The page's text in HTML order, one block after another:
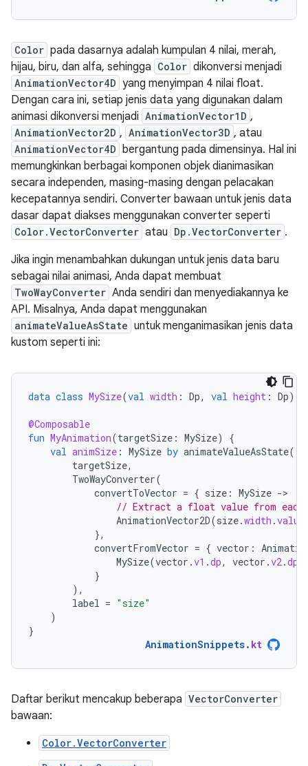
Color pada dasarnya adalah kumpulan 4 nilai, merah,
hijau, biru, dan alfa, sehingga Color dikonversi menjadi
AnimationVector4D yang menyimpan 4 nilai float.
Dengan cara ini, setiap jenis data yang digunakan dalam
animasi dikonversi menjadi AnimationVector1D ,
AnimationVector2D , AnimationVector3D , atau
AnimationVector4D bergantung pada dimensinya. Hal ini
memungkinkan berbagai komponen objek dianimasikan
secara independen, masing-masing dengan pelacakan
kecepatannya sendiri. Converter bawaan untuk jenis data
dasar dapat diakses menggunakan converter seperti
Color.VectorConverter atau Dp.VectorConverter .
Jika ingin menambahkan dukungan untuk jenis data baru
sebagai nilai animasi, Anda dapat membuat
TwoWayConverter Anda sendiri dan menyediakannya ke
API. Misalnya, Anda dapat menggunakan
animateValueAsState untuk menganimasikan jenis data
kustom seperti ini:
data class MySize(val width : Dp, val height : Dp)
@Composable
fun MyAnimation(targetSize : MySize)
{
val animSize : MySize by animateValueAsState(
targetSize,
TwoWayConverter(
convertToVector = { size : MySize -
// Extract a float value from
AnimationVector2D(size.width .value
},
convertFromVector = { vector :
MySize(vector .v1 .dp, vector .v2.dp
}
),
label = "size"
)
}
AnimationSnippets. kt
Daftar berikut mencakup beberapa VectorConverter
bawaan:
Color.VectorConverter